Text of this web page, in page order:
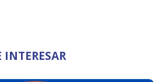
INTERESAR